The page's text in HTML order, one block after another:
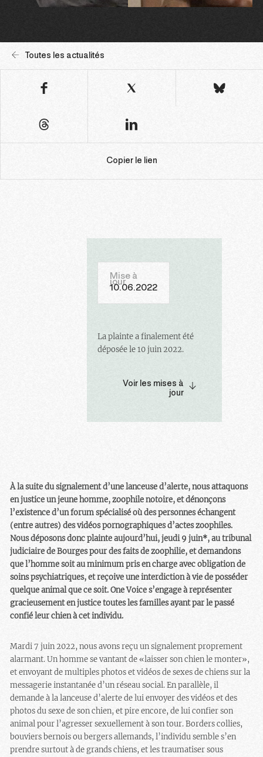
Toutes les actualités
Copier le lien
Mise à
jour
10.06.2022
La plainte a finalement été
déposée le 10 juin 2022.
Voir les mises à
jour
À la suite du signalement d’une lanceuse d’alerte, nous attaquons
en justice un jeune homme, zoophile notoire, et dénonçons
l’existence d’un forum spécialisé où des personnes échangent
(entre autres) des vidéos pornographiques d’actes zoophiles.
Nous déposons donc plainte aujourd’hui, jeudi 9 juin*, au tribunal
judiciaire de Bourges pour des faits de zoophilie, et demandons
que l’homme soit au minimum pris en charge avec obligation de
soins psychiatriques, et reçoive une interdiction à vie de posséder
quelque animal que ce soit. One Voice s’engage à représenter
gracieusement en justice toutes les familles ayant par le passé
confié leur chien à cet individu.
Mardi 7 juin 2022, nous avons reçu un signalement proprement
alarmant. Un homme se vantant de «laisser son chien le monter»,
et envoyant de multiples photos et vidéos de sexes de chiens sur la
messagerie instantanée d’un réseau social. En parallèle, il
demande à la lanceuse d’alerte de lui envoyer des vidéos et des
photos du sexe de son chien, et pire encore, de lui confier son
animal pour l’agresser sexuellement à son tour. Borders collies,
bouviers bernois ou bergers allemands, l’individu semble s’en
prendre surtout à de grands chiens, et les traumatiser sous